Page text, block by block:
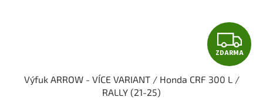
Z
D
ZDARMA
Výfuk ARROW - VÍCE VARIANT / Honda CRF 300 L /
RALLY (21-25)